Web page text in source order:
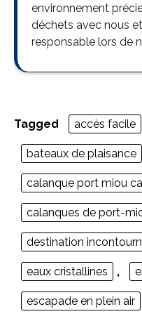
environnement
déchets avec nous
responsable lors de
Tagged accès facile
bateaux de plaisance
calanque port miou
calanques de port-
destination
eaux cristallines ,
escapade en plein air